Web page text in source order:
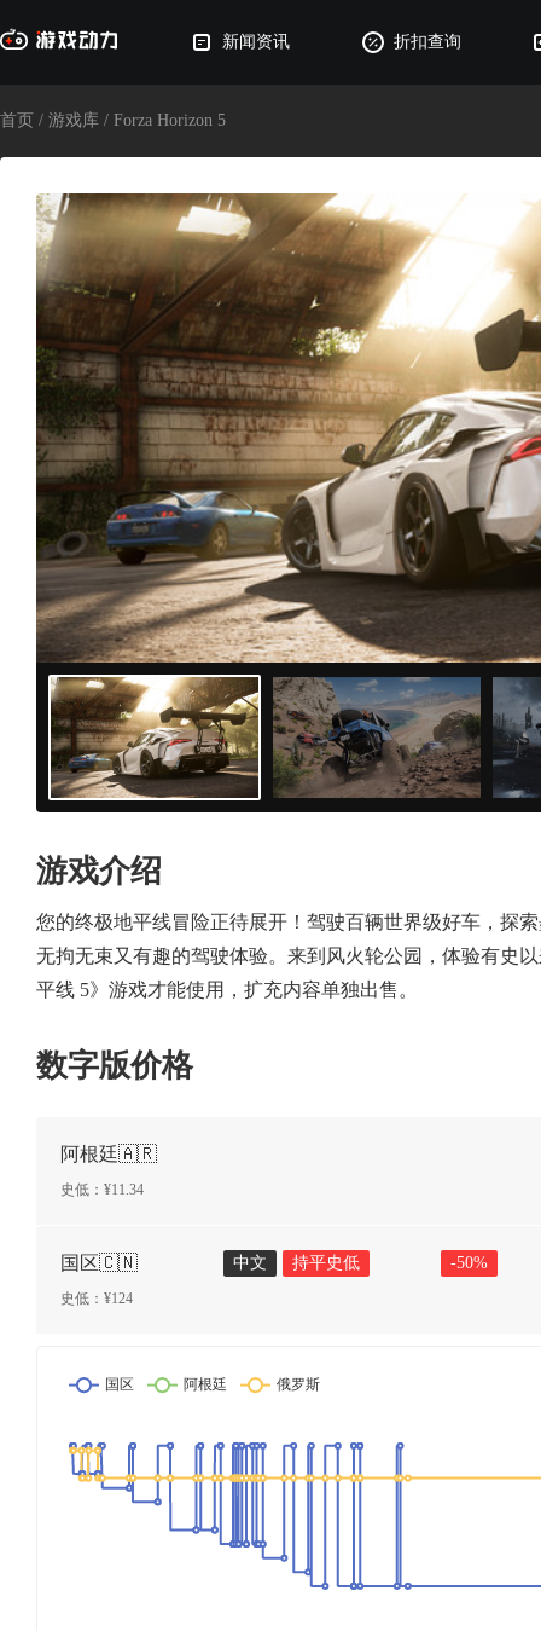
新闻资讯 折扣查询
首页 / 游戏库 / Forza Horizon 5
游戏介绍
您的终极地平线冒险正待展开！驾驶百辆世界级好车，探
无拘无束又有趣的驾驶体验。来到风火轮公园，体验有史
平线 5》游戏才能使用，扩充内容单独出售。
数字版价格
阿根廷🇦🇷
史低：¥11.34
国区🇨🇳 中文 持平史低 -50%
史低：¥124